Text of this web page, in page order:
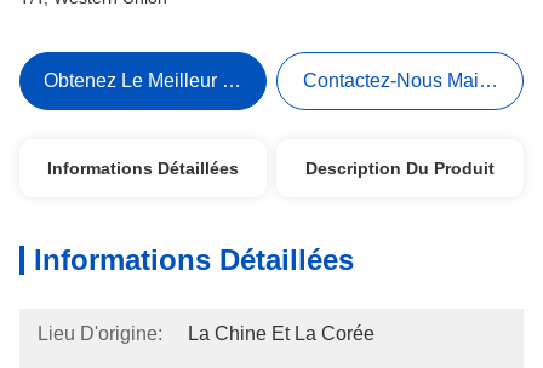
Obtenez Le Meilleur Prix Contactez-Nous Maintenant
Informations Détaillées Description Du Produit
Informations Détaillées
Lieu D'origine: La Chine Et La Corée